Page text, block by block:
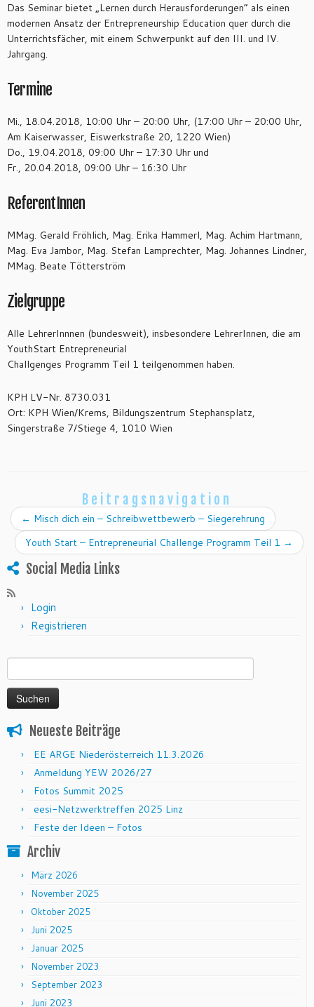
Das Seminar bietet „Lernen durch Herausforderungen“ als einen
modernen Ansatz der Entrepreneurship Education quer durch die
Unterrichtsfächer, mit einem Schwerpunkt auf den III. und IV.
Jahrgang.
Termine
Mi., 18.04.2018, 10:00 Uhr – 20:00 Uhr, (17:00 Uhr – 20:00 Uhr,
Am Kaiserwasser, Eiswerkstraße 20, 1220 Wien)
Do., 19.04.2018, 09:00 Uhr – 17:30 Uhr und
Fr., 20.04.2018, 09:00 Uhr – 16:30 Uhr
ReferentInnen
MMag. Gerald Fröhlich, Mag. Erika Hammerl, Mag. Achim Hartmann,
Mag. Eva Jambor, Mag. Stefan Lamprechter, Mag. Johannes Lindner,
MMag. Beate Tötterström
Zielgruppe
Alle LehrerInnnen (bundesweit), insbesondere LehrerInnen, die am
YouthStart Entrepreneurial
Challgenges Programm Teil 1 teilgenommen haben.
KPH LV-Nr. 8730.031
Ort: KPH Wien/Krems, Bildungszentrum Stephansplatz,
Singerstraße 7/Stiege 4, 1010 Wien
Beitragsnavigation
← Misch dich ein – Schreibwettbewerb – Siegerehrung
Youth Start – Entrepreneurial Challenge Programm Teil 1 →
Social Media Links
Login
Registrieren
Neueste Beiträge
EE ARGE Niederösterreich 11.3.2026
Anmeldung YEW 2026/27
Fotos Summit 2025
eesi-Netzwerktreffen 2025 Linz
Feste der Ideen – Fotos
Archiv
März 2026
November 2025
Oktober 2025
Juni 2025
Januar 2025
November 2023
September 2023
Juni 2023